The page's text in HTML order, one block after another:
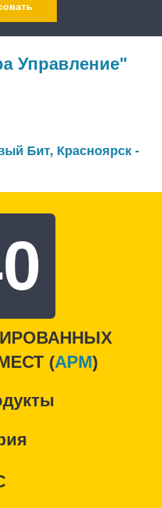
Управление"
Бит, Красноярск -
(APM)